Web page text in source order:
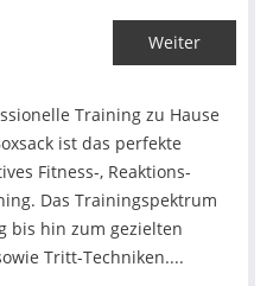
Weiter
Training zu Hause
ist das perfekte
Fitness-, Reaktions-
Das Trainingspektrum
bis hin zum gezielten
Tritt-Techniken....